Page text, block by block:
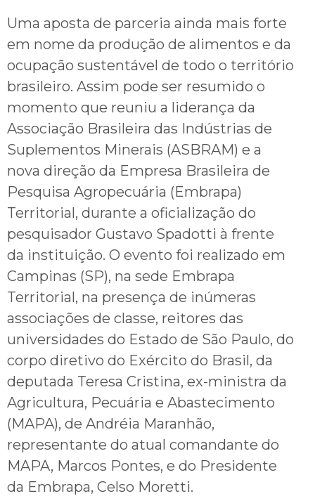
Uma aposta de parceria ainda mais forte
em nome da produção de alimentos e da
ocupação sustentável de todo o território
brasileiro. Assim pode ser resumido o
momento que reuniu a liderança da
Associação Brasileira das Indústrias de
Suplementos Minerais (ASBRAM) e a
nova direção da Empresa Brasileira de
Pesquisa Agropecuária (Embrapa)
Territorial, durante a oficialização do
pesquisador Gustavo Spadotti à frente
da instituição. O evento foi realizado em
Campinas (SP), na sede Embrapa
Territorial, na presença de inúmeras
associações de classe, reitores das
universidades do Estado de São Paulo, do
corpo diretivo do Exército do Brasil, da
deputada Teresa Cristina, ex-ministra da
Agricultura, Pecuária e Abastecimento
(MAPA), de Andréia Maranhão,
representante do atual comandante do
MAPA, Marcos Pontes, e do Presidente
da Embrapa, Celso Moretti.